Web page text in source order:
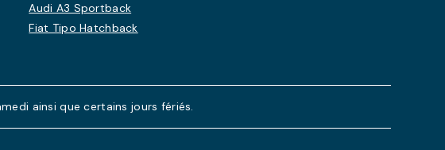
Audi A3 Sportback
Fiat Tipo Hatchback
ainsi que certains jours fériés.